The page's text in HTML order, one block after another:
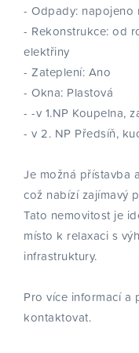
- Odpady: napojeno
- Rekonstrukce: od
elektřiny
- Zateplení: Ano
- Okna: Plastová
- -v 1.NP Koupelna,
- v 2. NP Předsíň,
Je možná přístavba
což nabízí zajímavý
Tato nemovitost je
místo k relaxaci s
infrastruktury.
Pro více informací a
kontaktovat.